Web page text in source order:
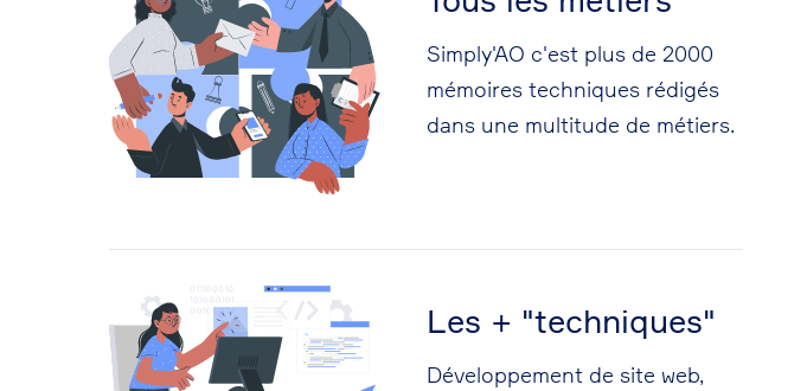
Simply'AO c'est plus de 2000
mémoires techniques rédigés
dans une multitude de métiers.
Les + "techniques"
Développement de site web,